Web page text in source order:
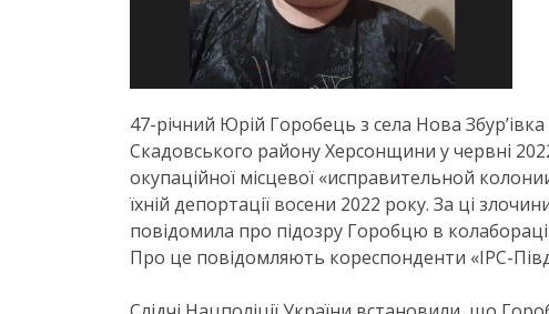
47-річний Юрій Горобець з села Нова
Скадовського району Херсонщини у червні
окупаційної місцевої «исправительной
їхній депортації восени 2022 року. За ці
повідомила про підозру Горобцю в
Про це повідомляють кореспонденти «ІРС-